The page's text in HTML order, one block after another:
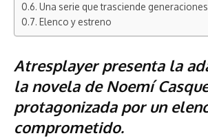
Una serie que trasciende generaciones
Elenco y estreno
Atresplayer presenta la
la novela de Noemí
protagonizada por un
comprometido.